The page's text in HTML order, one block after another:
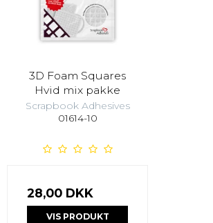
3D Foam Squares
Hvid mix pakke
Scrapbook Adhesives
01614-10
28,00 DKK
VIS PRODUKT